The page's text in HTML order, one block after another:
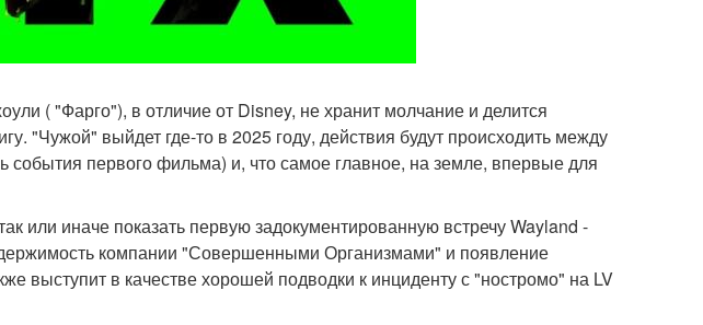
( "Фарго"), в отличие от Disney, не хранит молчание и делится
"Чужой" выйдет где-то в 2025 году, действия будут происходить между
события первого фильма) и, что самое главное, на земле, впервые для
или иначе показать первую задокументированную встречу Wayland -
компании "Совершенными Организмами" и появление
выступит в качестве хорошей подводки к инциденту с "ностромо" на LV